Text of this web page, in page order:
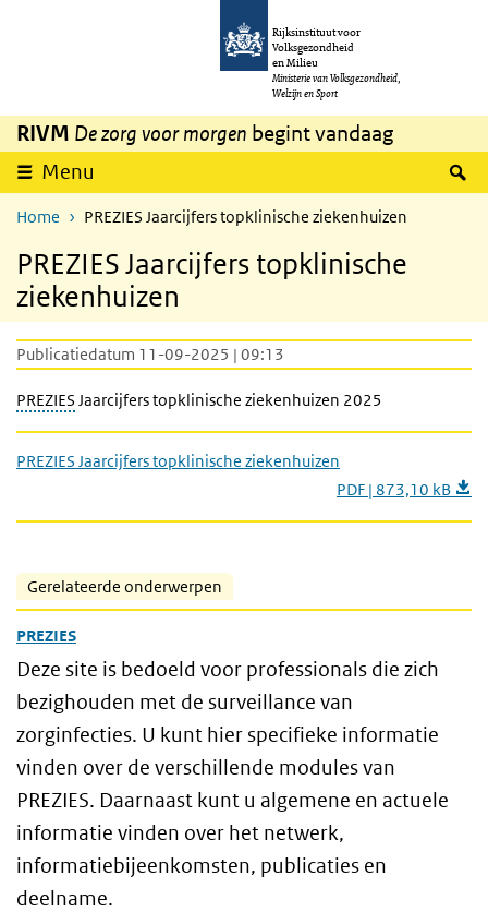
Overslaan en naar de inhoud gaan
Rijksinstituut voor
Volksgezondheid
en Milieu
Ministerie van Volksgezondheid,
Welzijn en Sport
RIVM De zorg voor morgen begint vandaag
Menu
Home PREZIES Jaarcijfers topklinische ziekenhuizen
PREZIES Jaarcijfers topklinische
ziekenhuizen
Publicatiedatum 11-09-2025 | 09:13
PREZIES Jaarcijfers topklinische ziekenhuizen 2025
PREZIES Jaarcijfers topklinische ziekenhuizen
PDF | 873,10 kB
Gerelateerde onderwerpen
PREZIES
Deze site is bedoeld voor professionals die zich
bezighouden met de surveillance van
zorginfecties. U kunt hier specifieke informatie
vinden over de verschillende modules van
PREZIES. Daarnaast kunt u algemene en actuele
informatie vinden over het netwerk,
informatiebijeenkomsten, publicaties en
deelname.